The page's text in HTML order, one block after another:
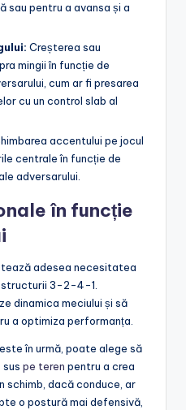
sau pentru a avansa și a
Creșterea sau
mingii în funcție de
cum ar fi presarea
cu un control slab al
accentului pe jocul
centrale în funcție de
adversarului.
în funcție
adesea necesitatea
structurii 3-2-4-1.
dinamica meciului și să
a optimiza performanța.
în urmă, poate alege să
pe teren pentru a crea
schimb, dacă conduce, ar
o postură mai defensivă,